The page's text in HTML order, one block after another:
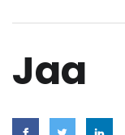
Jaa